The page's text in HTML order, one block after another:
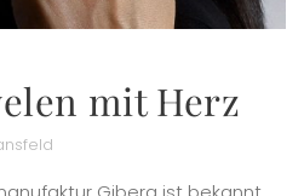
mit Herz